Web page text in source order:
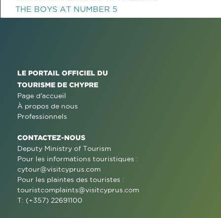
THE BOYS AT NUMBER 5
LE PORTAIL OFFICIEL DU
TOURISME DE CHYPRE
Page d'accueil
À propos de nous
Professionnels
CONTACTEZ-NOUS
Deputy Ministry of Tourism
Pour les informations touristiques :
cytour@visitcyprus.com
Pour les plaintes des touristes :
touristcomplaints@visitcyprus.com
T: (+357) 22691100